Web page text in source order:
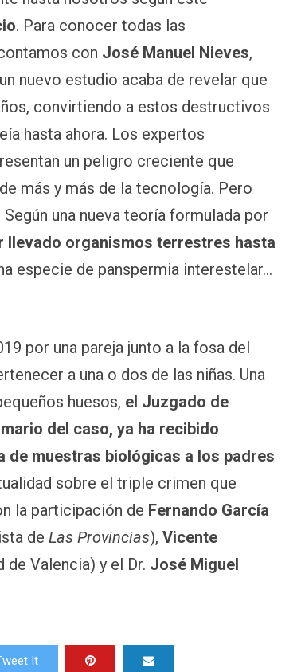
. Para conocer todas las
con José Manuel Nieves,
nuevo estudio acaba de revelar que
convirtiendo a estos destructivos
hasta ahora. Los expertos
un peligro creciente que
más y más de la tecnología. Pero
una nueva teoría formulada por
llevado organismos terrestres hasta
especie de panspermia interestelar…
por una pareja junto a la fosa del
a una o dos de las niñas. Una
huesos, el Juzgado de
del caso, ya ha recibido
de muestras biológicas a los padres
sobre el triple crimen que
la participación de Fernando García
de Las Provincias), Vicente
Valencia) y el Dr. José Miguel
It